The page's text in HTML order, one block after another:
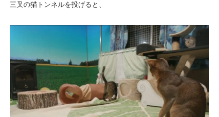
三叉の猫トンネルを投げると、